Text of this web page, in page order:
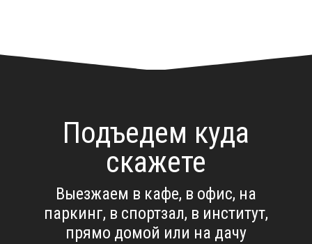
Подъедем куда
скажете
Выезжаем в кафе, в офис, на
паркинг, в спортзал, в институт,
прямо домой или на дачу